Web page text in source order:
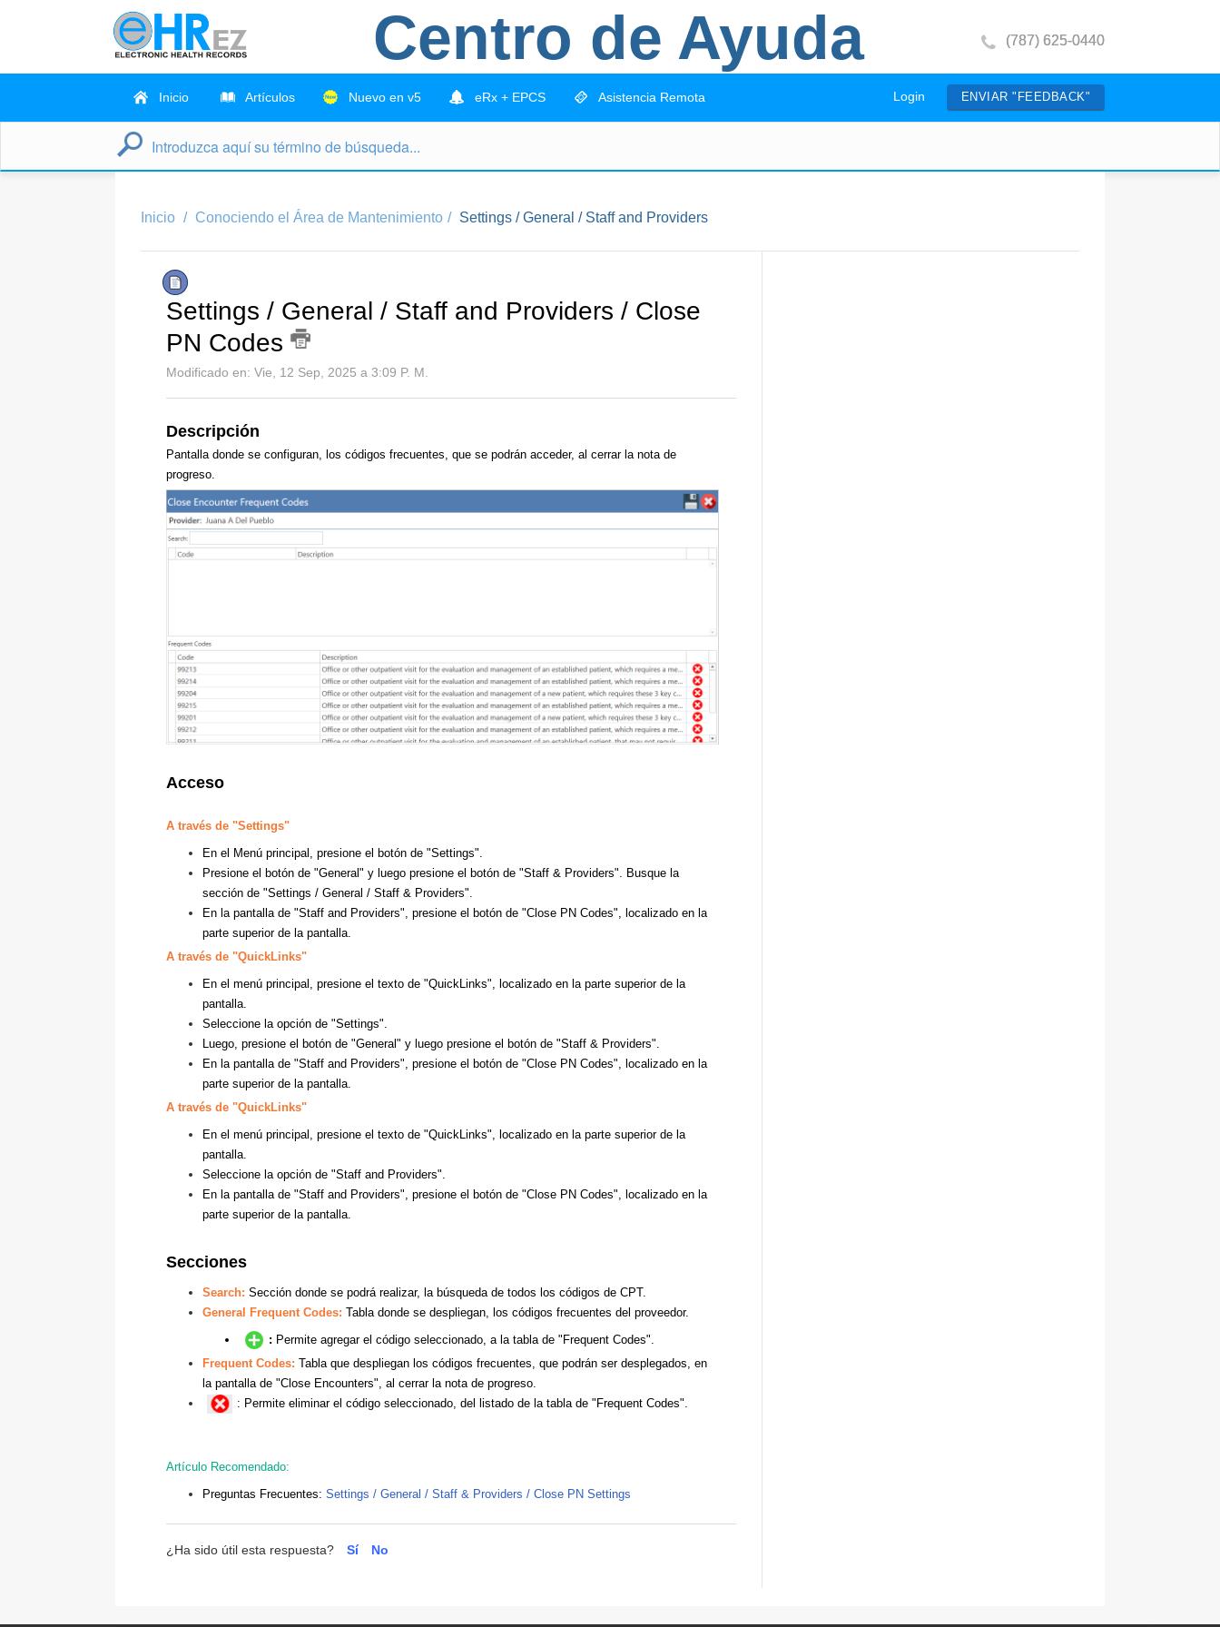
Centro de Ayuda (787) 625-0440
Inicio Artículos Nuevo en v5 eRx + EPCS Asistencia Remota Login ENVIAR "FEEDBACK"
Inicio Conociendo el Área de Mantenimiento Settings / General / Staff and Providers
Settings / General / Staff and Providers / Close
PN Codes
Modificado en: Vie, 12 Sep, 2025 a 3:09 P. M.
Descripción
Pantalla donde se configuran, los códigos frecuentes, que se podrán acceder, al cerrar la nota de
progreso.
Acceso
A través de "Settings"
En el Menú principal, presione el botón de "Settings".
Presione el botón de "General" y luego presione el botón de "Staff & Providers". Busque la
sección de "Settings / General / Staff & Providers".
En la pantalla de "Staff and Providers", presione el botón de "Close PN Codes", localizado en la
parte superior de la pantalla.
A través de "QuickLinks"
En el menú principal, presione el texto de "QuickLinks", localizado en la parte superior de la
pantalla.
Seleccione la opción de "Settings".
Luego, presione el botón de "General" y luego presione el botón de "Staff & Providers".
En la pantalla de "Staff and Providers", presione el botón de "Close PN Codes", localizado en la
parte superior de la pantalla.
A través de "QuickLinks"
En el menú principal, presione el texto de "QuickLinks", localizado en la parte superior de la
pantalla.
Seleccione la opción de "Staff and Providers".
En la pantalla de "Staff and Providers", presione el botón de "Close PN Codes", localizado en la
parte superior de la pantalla.
Secciones
Search: Sección donde se podrá realizar, la búsqueda de todos los códigos de CPT.
General Frequent Codes: Tabla donde se despliegan, los códigos frecuentes del proveedor.
: Permite agregar el código seleccionado, a la tabla de "Frequent Codes".
Frequent Codes: Tabla que despliegan los códigos frecuentes, que podrán ser desplegados, en
la pantalla de "Close Encounters", al cerrar la nota de progreso.
: Permite eliminar el código seleccionado, del listado de la tabla de "Frequent Codes".
Artículo Recomendado:
Preguntas Frecuentes: Settings / General / Staff & Providers / Close PN Settings
¿Ha sido útil esta respuesta? Sí No